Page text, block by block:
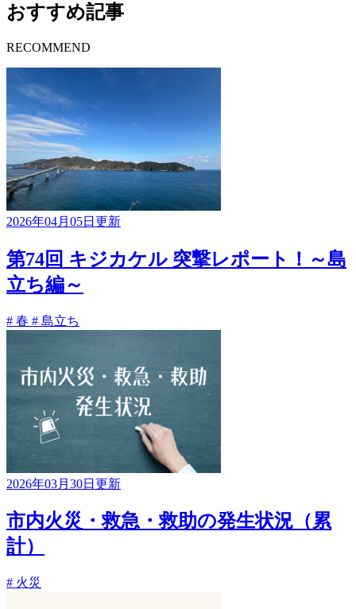
おすすめ記事
RECOMMEND
2026年04月05日更新
第74回 キジカケル 突撃レポート！～島
立ち編～
# 春 # 島立ち
2026年03月30日更新
市内火災・救急・救助の発生状況（累
計）
# 火災